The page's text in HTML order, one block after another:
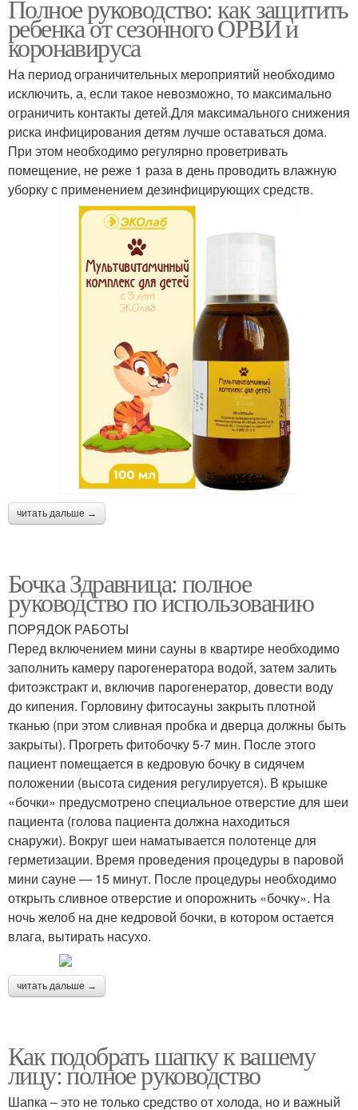
Полное руководство: как защитить
ребенка от сезонного ОРВИ и
коронавируса
На период ограничительных мероприятий необходимо
исключить, а, если такое невозможно, то максимально
ограничить контакты детей.Для максимального снижения
риска инфицирования детям лучше оставаться дома.
При этом необходимо регулярно проветривать
помещение, не реже 1 раза в день проводить влажную
уборку с применением дезинфицирующих средств.
читать дальше →
Бочка Здравница: полное
руководство по использованию
ПОРЯДОК РАБОТЫ
Перед включением мини сауны в квартире необходимо
заполнить камеру парогенератора водой, затем залить
фитоэкстракт и, включив парогенератор, довести воду
до кипения. Горловину фитосауны закрыть плотной
тканью (при этом сливная пробка и дверца должны быть
закрыты). Прогреть фитобочку 5-7 мин. После этого
пациент помещается в кедровую бочку в сидячем
положении (высота сидения регулируется). В крышке
«бочки» предусмотрено специальное отверстие для шеи
пациента (голова пациента должна находиться
снаружи). Вокруг шеи наматывается полотенце для
герметизации. Время проведения процедуры в паровой
мини сауне — 15 минут. После процедуры необходимо
открыть сливное отверстие и опорожнить «бочку». На
ночь желоб на дне кедровой бочки, в котором остается
влага, вытирать насухо.
читать дальше →
Как подобрать шапку к вашему
лицу: полное руководство
Шапка – это не только средство от холода, но и важный